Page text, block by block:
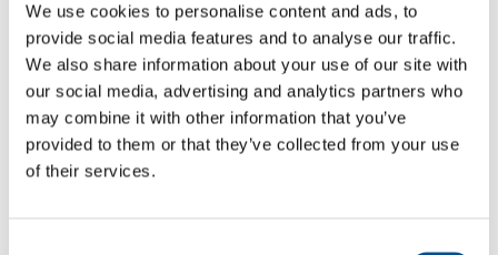
We use cookies to personalise content and ads, to
provide social media features and to analyse our traffic.
We also share information about your use of our site with
our social media, advertising and analytics partners who
may combine it with other information that you’ve
provided to them or that they’ve collected from your use
of their services.